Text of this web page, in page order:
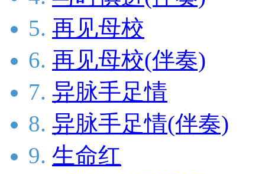
5. 再见母校
6. 再见母校(伴奏)
7. 异脉手足情
8. 异脉手足情(伴奏)
9. 生命红